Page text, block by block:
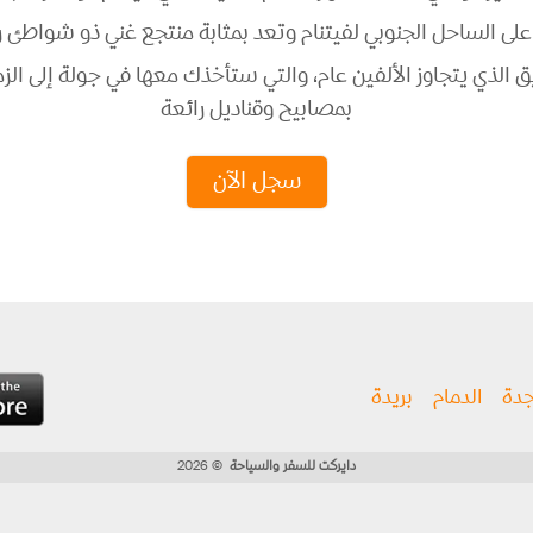
على الساحل الجنوبي لفيتنام وتعد بمثابة منتجع غني ذو
يتجاوز الألفين عام، والتي ستأخذك معها في جولة إلى
بمصابيح وقناديل رائعة
سجل الآن
الدمام بريدة
دايركت للسفر والسياحة © 2026